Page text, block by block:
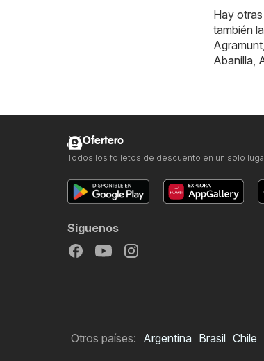
Hay
también
Agramunt
Abanilla
Ofertero
Todos los folletos de descuento en un solo
Síguenos
Otros países: Argentina Brasil Chile